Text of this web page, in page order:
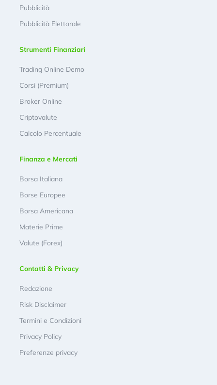
Pubblicità
Pubblicità Elettorale
Strumenti Finanziari
Trading Online Demo
Corsi (Premium)
Broker Online
Criptovalute
Calcolo Percentuale
Finanza e Mercati
Borsa Italiana
Borse Europee
Borsa Americana
Materie Prime
Valute (Forex)
Contatti & Privacy
Redazione
Risk Disclaimer
Termini e Condizioni
Privacy Policy
Preferenze privacy